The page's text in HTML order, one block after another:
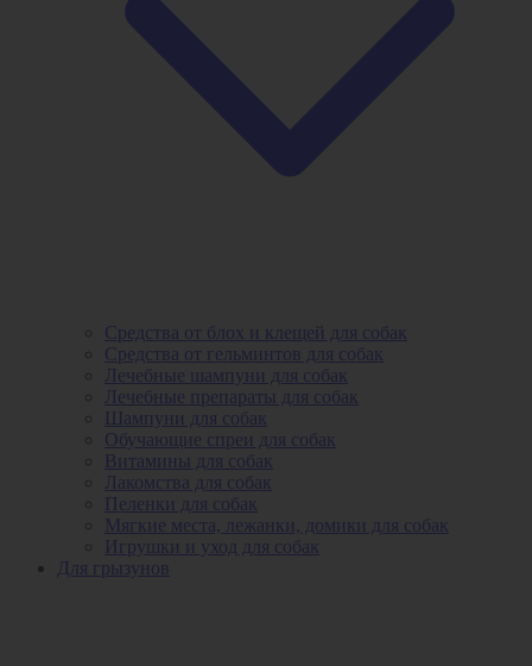
Средства от блох и клещей для собак
Средства от гельминтов для собак
Лечебные шампуни для собак
Лечебные препараты для собак
Шампуни для собак
Обучающие спреи для собак
Витамины для собак
Лакомства для собак
Пеленки для собак
Мягкие места, лежанки, домики для собак
Игрушки и уход для собак
Для грызунов